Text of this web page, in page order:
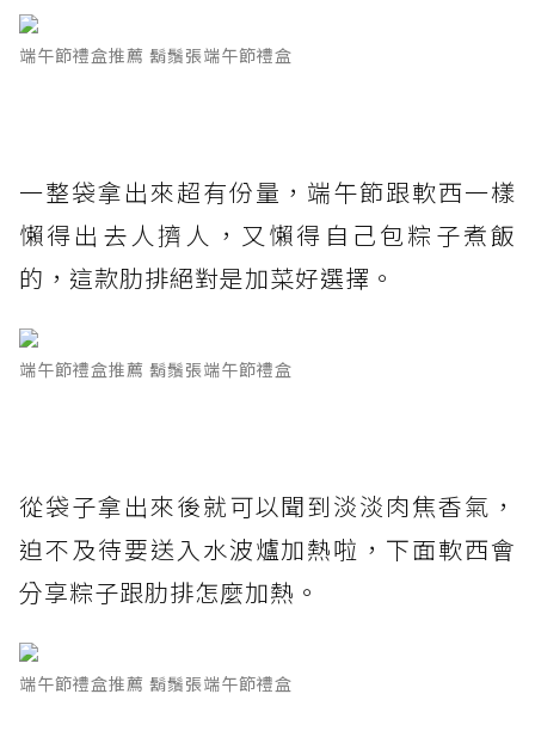
端午節禮盒推薦 鬍鬚張端午節禮盒
一整袋拿出來超有份量，端午節跟軟西一樣
懶得出去人擠人，又懶得自己包粽子煮飯
的，這款肋排絕對是加菜好選擇。
端午節禮盒推薦 鬍鬚張端午節禮盒
從袋子拿出來後就可以聞到淡淡肉焦香氣，
迫不及待要送入水波爐加熱啦，下面軟西會
分享粽子跟肋排怎麼加熱。
端午節禮盒推薦 鬍鬚張端午節禮盒